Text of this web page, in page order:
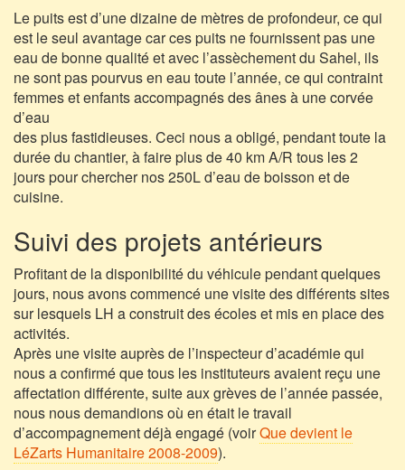
Le puits est d’une dizaine de mètres de profondeur, ce qui
est le seul avantage car ces puits ne fournissent pas une
eau de bonne qualité et avec l’assèchement du Sahel, ils
ne sont pas pourvus en eau toute l’année, ce qui contraint
femmes et enfants accompagnés des ânes à une corvée
d’eau
des plus fastidieuses. Ceci nous a obligé, pendant toute la
durée du chantier, à faire plus de 40 km A/R tous les 2
jours pour chercher nos 250L d’eau de boisson et de
cuisine.
Suivi des projets antérieurs
Profitant de la disponibilité du véhicule pendant quelques
jours, nous avons commencé une visite des différents sites
sur lesquels LH a construit des écoles et mis en place des
activités.
Après une visite auprès de l’inspecteur d’académie qui
nous a confirmé que tous les instituteurs avaient reçu une
affectation différente, suite aux grèves de l’année passée,
nous nous demandions où en était le travail
d’accompagnement déjà engagé (voirQue devient le
LéZarts Humanitaire 2008-2009).